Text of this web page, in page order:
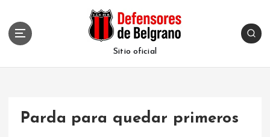
Sitio oficial
Parda para quedar primeros